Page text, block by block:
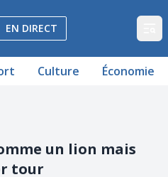
Vaud et Fribourg
EN DIRECT
Culture Économie
un lion mais
tour